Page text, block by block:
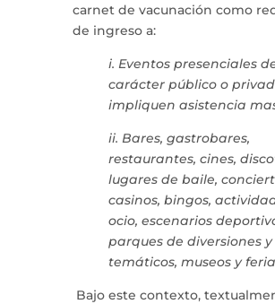
carnet de vacunación como
de ingreso a:
i. Eventos presenciales
carácter público o
impliquen asistencia
ii. Bares, gastrobares,
restaurantes, cines,
lugares de baile,
casinos, bingos,
ocio, escenarios
parques de diversiones y
temáticos, museos y
Bajo este contexto,